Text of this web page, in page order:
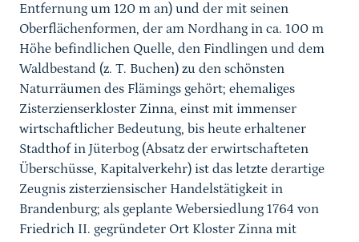
Entfernung um 120 m an) und der mit seinen
Oberflächenformen, der am Nordhang in ca. 100 m
Höhe befindlichen Quelle, den Findlingen und dem
Waldbestand (z. T. Buchen) zu den schönsten
Naturräumen des Flämings gehört; ehemaliges
Zisterzienserkloster Zinna, einst mit immenser
wirtschaftlicher Bedeutung, bis heute erhaltener
Stadthof in Jüterbog (Absatz der erwirtschafteten
Überschüsse, Kapitalverkehr) ist das letzte derartige
Zeugnis zisterziensischer Handelstätigkeit in
Brandenburg; als geplante Webersiedlung 1764 von
Friedrich II. gegründeter Ort Kloster Zinna mit